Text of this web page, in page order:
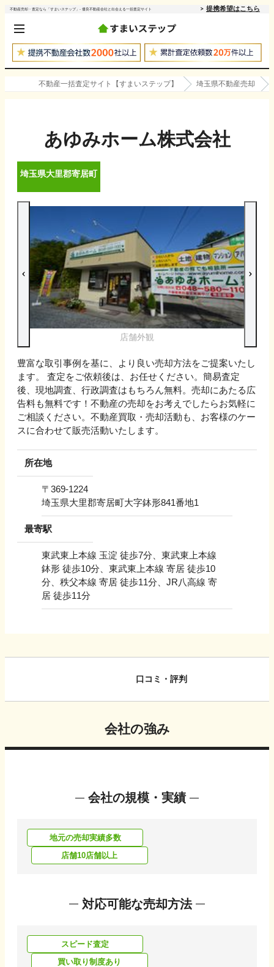
不動産売却・査定なら「すまいステップ」- 優良不動産会社と出会える一括査定サイト 提携希望はこちら
不動産一括査定サイト【すまいステップ】 埼玉県不動産売却
あゆみホーム株式会社
埼玉県大里郡寄居町
店舗外観
豊富な取引事例を基に、より良い売却方法をご提案いたし
ます。 査定をご依頼後は、お任せください。簡易査定
後、現地調査、行政調査はもちろん無料。売却にあたる広
告料も無料です！不動産の売却をお考えでしたらお気軽に
ご相談ください。不動産買取・売却活動も、お客様のケー
スに合わせて販売活動いたします。
所在地
〒 369-1224
埼玉県大里郡寄居町大字鉢形841番地1
最寄駅
東武東上本線 玉淀 徒歩7分、東武東上本線
鉢形 徒歩10分、東武東上本線 寄居 徒歩10
分、秩父本線 寄居 徒歩11分、JR八高線 寄
居 徒歩11分
口コミ・評判
会社の強み
会社の規模・実績
地元の売却実績多数
店舗10店舗以上
対応可能な売却方法
スピード査定
買い取り制度あり